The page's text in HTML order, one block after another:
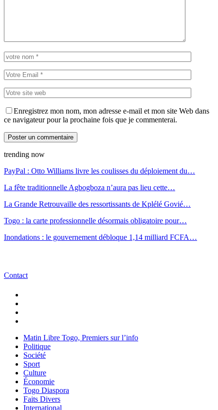
Enregistrez mon nom, mon adresse e-mail et mon site Web dans
ce navigateur pour la prochaine fois que je commenterai.
trending now
PayPal : Otto Williams livre les coulisses du déploiement du…
La fête traditionnelle Agbogboza n’aura pas lieu cette…
La Grande Retrouvaille des ressortissants de Kplélé Govié…
Togo : la carte professionnelle désormais obligatoire pour…
Inondations : le gouvernement débloque 1,14 milliard FCFA…
Contact
Matin Libre Togo, Premiers sur l’info
Politique
Société
Sport
Culture
Économie
Togo Diaspora
Faits Divers
International